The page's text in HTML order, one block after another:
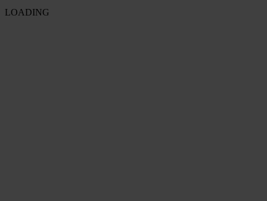
LOADING